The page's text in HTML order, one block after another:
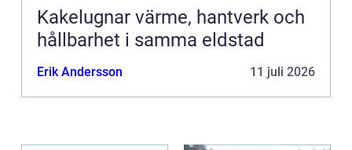
Kakelugnar värme, hantverk och
hållbarhet i samma eldstad
Erik Andersson 11 juli 2026